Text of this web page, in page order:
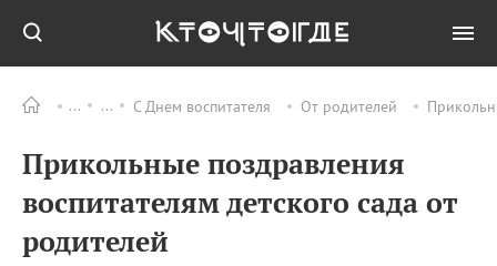
С Днем воспитателя От родителей
Прикольные поздравления
воспитателям детского сада от
родителей
ПРАЗДНИКИ Все
11.08 Рождество святителя
Николая Чудотворца
11.08
День «мусорной еды»